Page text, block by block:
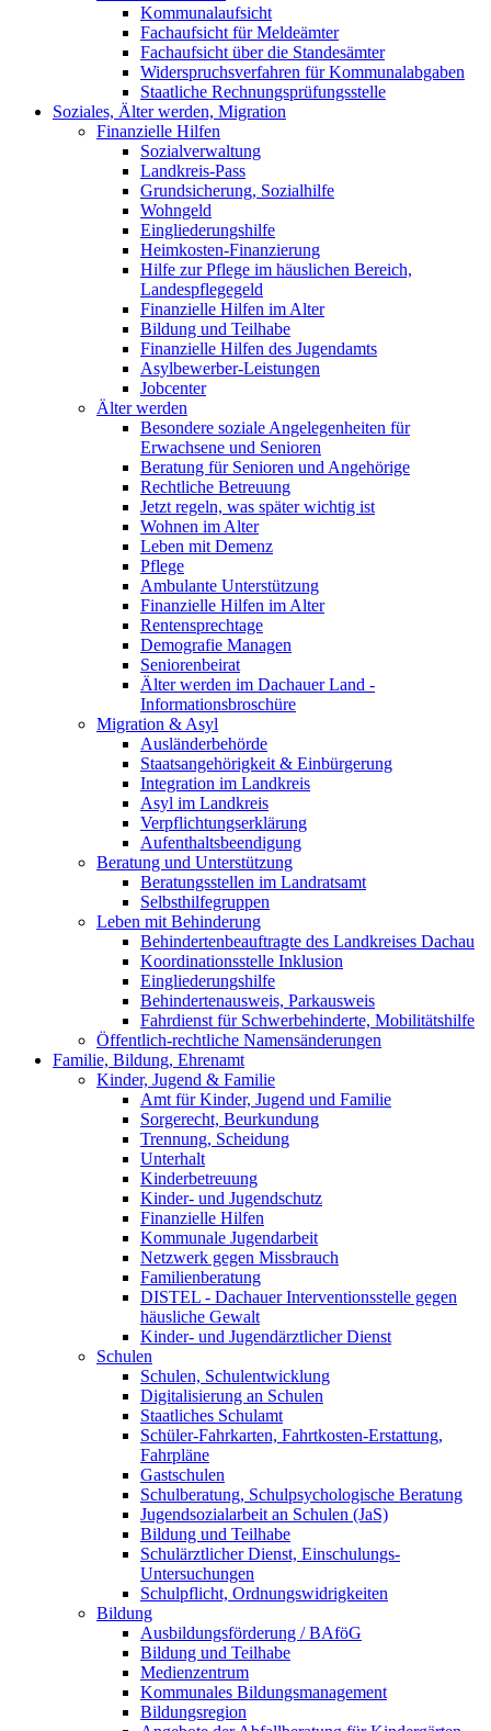
Kommunalaufsicht
Fachaufsicht für Meldeämter
Fachaufsicht über die Standesämter
Widerspruchsverfahren für Kommunalabgaben
Staatliche Rechnungsprüfungsstelle
Soziales, Älter werden, Migration
Finanzielle Hilfen
Sozialverwaltung
Landkreis-Pass
Grundsicherung, Sozialhilfe
Wohngeld
Eingliederungshilfe
Heimkosten-Finanzierung
Hilfe zur Pflege im häuslichen Bereich,
Landespflegegeld
Finanzielle Hilfen im Alter
Bildung und Teilhabe
Finanzielle Hilfen des Jugendamts
Asylbewerber-Leistungen
Jobcenter
Älter werden
Besondere soziale Angelegenheiten für
Erwachsene und Senioren
Beratung für Senioren und Angehörige
Rechtliche Betreuung
Jetzt regeln, was später wichtig ist
Wohnen im Alter
Leben mit Demenz
Pflege
Ambulante Unterstützung
Finanzielle Hilfen im Alter
Rentensprechtage
Demografie Managen
Seniorenbeirat
Älter werden im Dachauer Land -
Informationsbroschüre
Migration & Asyl
Ausländerbehörde
Staatsangehörigkeit & Einbürgerung
Integration im Landkreis
Asyl im Landkreis
Verpflichtungserklärung
Aufenthaltsbeendigung
Beratung und Unterstützung
Beratungsstellen im Landratsamt
Selbsthilfegruppen
Leben mit Behinderung
Behindertenbeauftragte des Landkreises Dachau
Koordinationsstelle Inklusion
Eingliederungshilfe
Behindertenausweis, Parkausweis
Fahrdienst für Schwerbehinderte, Mobilitätshilfe
Öffentlich-rechtliche Namensänderungen
Familie, Bildung, Ehrenamt
Kinder, Jugend & Familie
Amt für Kinder, Jugend und Familie
Sorgerecht, Beurkundung
Trennung, Scheidung
Unterhalt
Kinderbetreuung
Kinder- und Jugendschutz
Finanzielle Hilfen
Kommunale Jugendarbeit
Netzwerk gegen Missbrauch
Familienberatung
DISTEL - Dachauer Interventionsstelle gegen
häusliche Gewalt
Kinder- und Jugendärztlicher Dienst
Schulen
Schulen, Schulentwicklung
Digitalisierung an Schulen
Staatliches Schulamt
Schüler-Fahrkarten, Fahrtkosten-Erstattung,
Fahrpläne
Gastschulen
Schulberatung, Schulpsychologische Beratung
Jugendsozialarbeit an Schulen (JaS)
Bildung und Teilhabe
Schulärztlicher Dienst, Einschulungs-
Untersuchungen
Schulpflicht, Ordnungswidrigkeiten
Bildung
Ausbildungsförderung / BAföG
Bildung und Teilhabe
Medienzentrum
Kommunales Bildungsmanagement
Bildungsregion